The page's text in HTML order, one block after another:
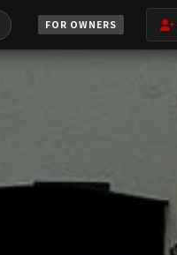
FOR OWNERS